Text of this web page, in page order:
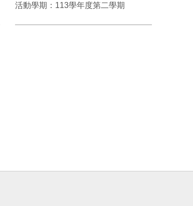
活動學期：113學年度第二學期